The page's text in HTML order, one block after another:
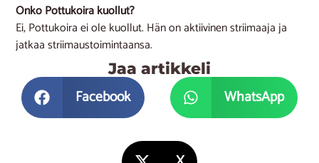
Onko Pottukoira kuollut?
Ei, Pottukoira ei ole kuollut. Hän on aktiivinen striimaaja ja
jatkaa striimaustoimintaansa.
Jaa artikkeli
Facebook WhatsApp